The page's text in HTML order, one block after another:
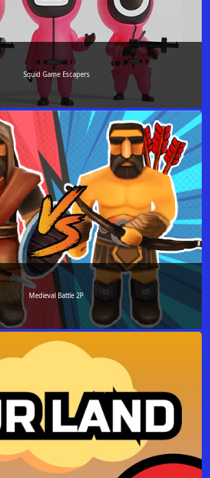
Squid Game Escapers
Medieval Battle 2P